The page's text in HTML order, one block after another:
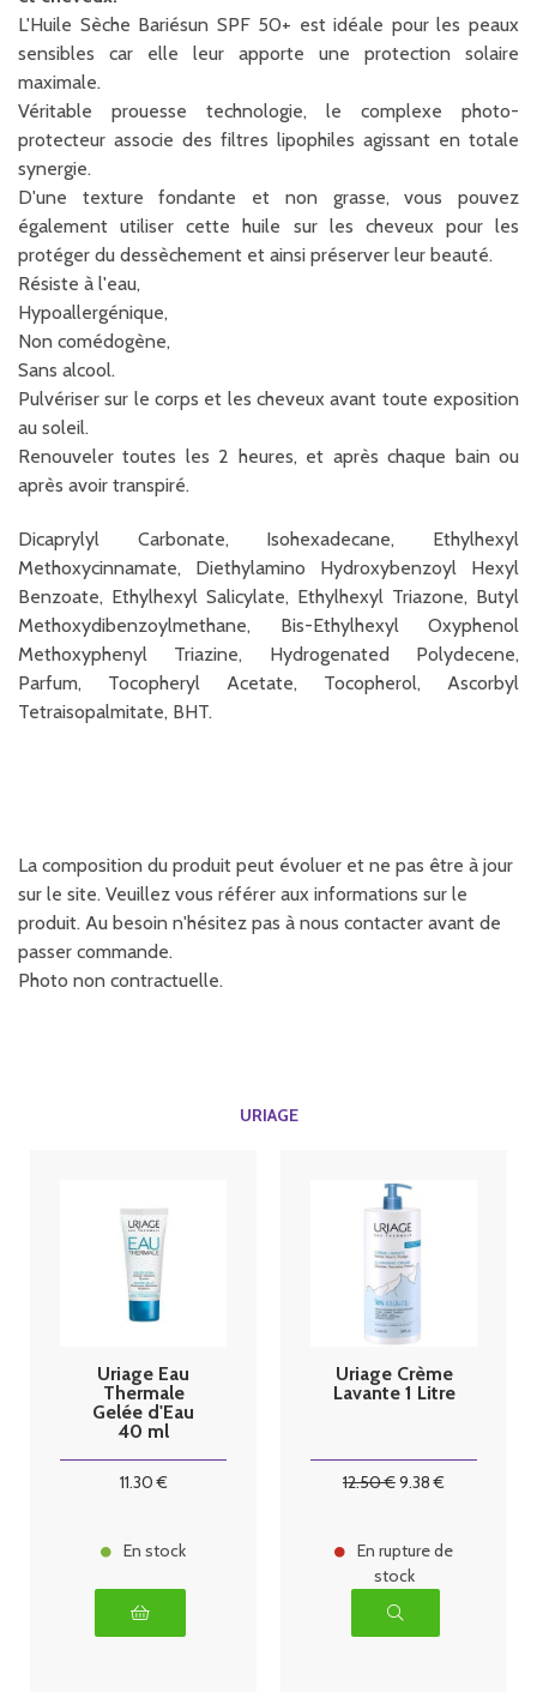
L'Huile Sèche Bariésun SPF 50+ est idéale pour les peaux
sensibles car elle leur apporte une protection solaire
maximale.
Véritable prouesse technologie, le complexe photo-
protecteur associe des filtres lipophiles agissant en totale
synergie.
D'une texture fondante et non grasse, vous pouvez
également utiliser cette huile sur les cheveux pour les
protéger du dessèchement et ainsi préserver leur beauté.
Résiste à l'eau,
Hypoallergénique,
Non comédogène,
Sans alcool.
Pulvériser sur le corps et les cheveux avant toute exposition
au soleil.
Renouveler toutes les 2 heures, et après chaque bain ou
après avoir transpiré.
Dicaprylyl Carbonate, Isohexadecane, Ethylhexyl
Methoxycinnamate, Diethylamino Hydroxybenzoyl Hexyl
Benzoate, Ethylhexyl Salicylate, Ethylhexyl Triazone, Butyl
Methoxydibenzoylmethane, Bis-Ethylhexyl Oxyphenol
Methoxyphenyl Triazine, Hydrogenated Polydecene,
Parfum, Tocopheryl Acetate, Tocopherol, Ascorbyl
Tetraisopalmitate, BHT.
La composition du produit peut évoluer et ne pas être à jour
sur le site. Veuillez vous référer aux informations sur le
produit. Au besoin n'hésitez pas à nous contacter avant de
passer commande.
Photo non contractuelle.
URIAGE
Uriage Eau
Thermale
Gelée d'Eau
40 ml
11.30€
En stock
Uriage Crème
Lavante 1 Litre
12.50€9.38 €
En rupture de
stock